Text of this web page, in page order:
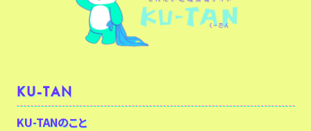
KU-TAN
KU-TANのこと